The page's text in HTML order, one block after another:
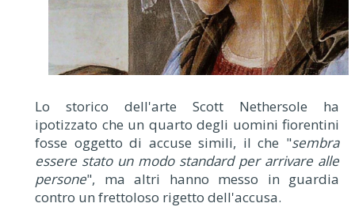
Lo storico dell'arte Scott Nethersole ha
ipotizzato che un quarto degli uomini fiorentini
fosse oggetto di accuse simili, il che "sembra
essere stato un modo standard per arrivare alle
persone", ma altri hanno messo in guardia
contro un frettoloso rigetto dell'accusa.